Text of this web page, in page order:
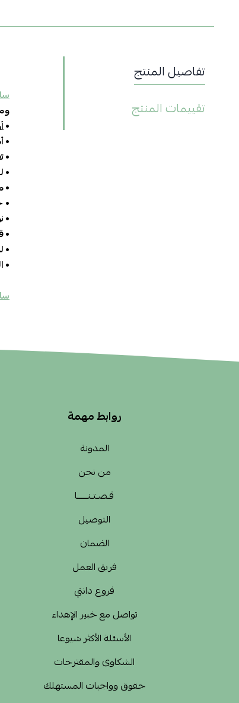
تفاصيل المنتج
تقييمات المنتج
•
•
•
•
•
•
•
•
•
•
روابط مهمة
المدونة
من نحن
قـصـتـنــــــا
التوصيل
الضمان
فريق العمل
فروع دانتي
تواصل مع خبير الإهداء
الأسئلة الأكثر شيوعا
الشكاوى والمقترحات
حقوق وواجبات المستهلك